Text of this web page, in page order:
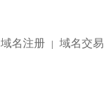
域名注册 | 域名交易